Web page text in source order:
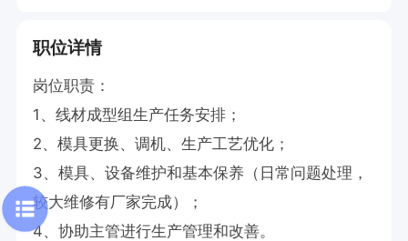
职位详情
岗位职责：
1、线材成型组生产任务安排；
2、模具更换、调机、生产工艺优化；
3、模具、设备维护和基本保养（日常问题处理，
较大维修有厂家完成）；
4、协助主管进行生产管理和改善。